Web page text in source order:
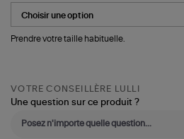
Prendre votre taille habituelle.
VOTRE CONSEILLÈRE LULLI
Une question sur ce produit ?